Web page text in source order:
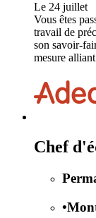
Le 24 juillet
Vous êtes
travail de
son savoir-
mesure
Chef
•